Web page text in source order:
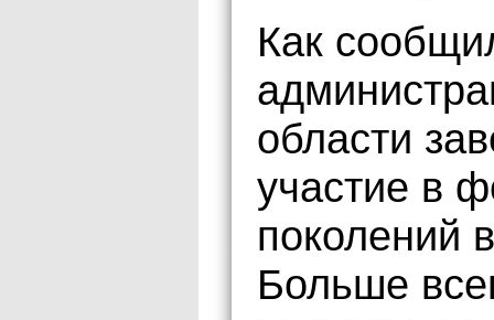
Как
области
участие в
поколений
Больше